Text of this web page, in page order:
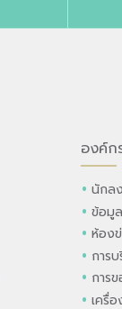
องค์ก
นักล
ข้อมู
ห้อง
การ
การ
เครื่